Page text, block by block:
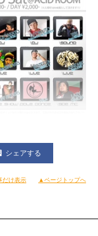
シェアする
だけ表示 ▲ページトップへ